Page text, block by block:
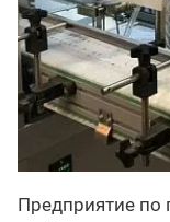
Предприятие по